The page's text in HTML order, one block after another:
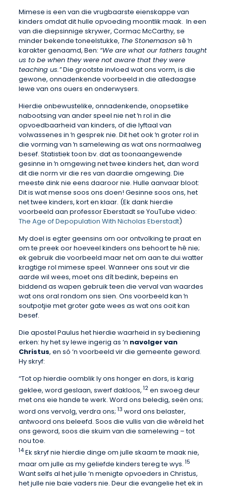
Mimese is een van die vrugbaarste eienskappe van
kinders omdat dit hulle opvoeding moontlik maak. In een
van die diepsinnige skrywer, Cormac McCarthy, se
minder bekende toneelstukke, The Stonemason sê ŉ
karakter genaamd, Ben: “We are what our fathers taught
us to be when they were not aware that they were
teaching us.”Die grootste invloed wat ons vorm, is die
gewone, onnadenkende voorbeeld in die alledaagse
lewe van ons ouers en onderwysers.
Hierdie onbewustelike, onnadenkende, onopsetlike
nabootsing van ander speel nie net ŉ rol in die
opvoedbaarheid van kinders, of die lyftaal van
volwassenes in ŉ gesprek nie. Dit het ook ŉ groter rol in
die vorming van ŉ samelewing as wat ons normaalweg
besef. Statistiek toon bv. dat as toonaangewende
gesinne in ŉ omgewing net twee kinders het, dan word
dit die norm vir die res van daardie omgewing. Die
meeste dink nie eens daaroor nie. Hulle aanvaar bloot:
Dit is wat mense soos ons doen! Gesinne soos ons, het
net twee kinders, kort en klaar. (Ek dank hierdie
voorbeeld aan professor Eberstadt se YouTube video:
The Age of Depopulation With Nicholas Eberstadt)
My doel is egter geensins om oor ontvolking te praat en
om te preek oor hoeveel kinders ons behoort te hê nie;
ek gebruik die voorbeeld maar net om aan te dui watter
kragtige rol mimese speel. Wanneer ons sout vir die
aarde wil wees, moet ons dít bedink, bepeins en
biddend as wapen gebruik teen die verval van waardes
wat ons oral rondom ons sien. Ons voorbeeld kan ŉ
soutpotjie met groter gate wees as wat ons ooit kan
besef.
Die apostel Paulus het hierdie waarheid in sy bediening
erken: hy het sy lewe ingerig as ‘n navolger van
Christus, en só ‘n voorbeeld vir die gemeente geword.
Hy skryf:
“Tot op hierdie oomblik ly ons honger en dors, is karig
geklee, word geslaan, swerf dakloos, 12en swoeg deur
met ons eie hande te werk. Word ons beledig, seën ons;
word ons vervolg, verdra ons; 13 word ons belaster,
antwoord ons beleefd. Soos die vullis van die wêreld het
ons geword, soos die skuim van die samelewing – tot
nou toe.
14Ek skryf nie hierdie dinge om julle skaam te maak nie,
maar om julle as my geliefde kinders tereg te wys. 15
Want selfs al het julle ‘n menigte opvoeders in Christus,
het julle nie baie vaders nie. Deur die evangelie het ek in